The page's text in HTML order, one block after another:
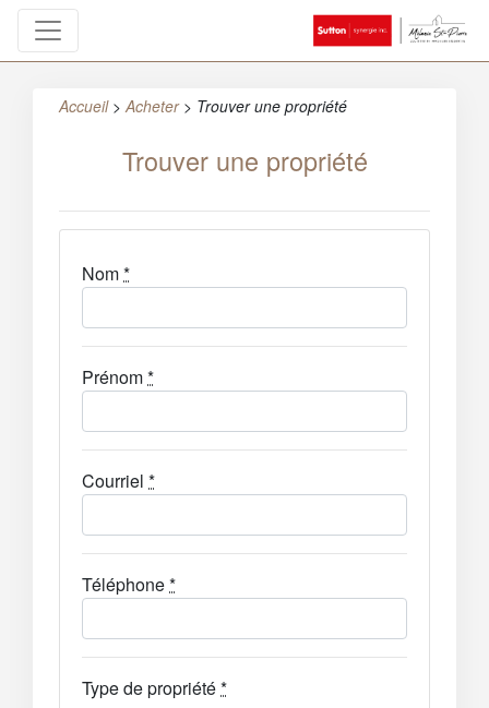
Accueil >Acheter > Trouver une propriété
Trouver une propriété
Nom*
Prénom*
Courriel *
Téléphone*
Type de propriété*